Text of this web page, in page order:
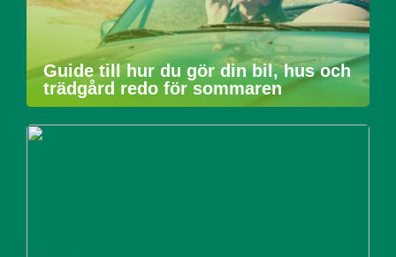
Guide till hur du gör din bil, hus och
trädgård redo för sommaren